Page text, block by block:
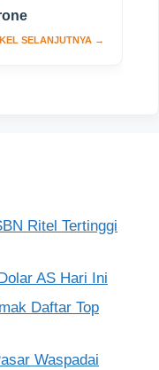
Ritel Tertinggi
AS Hari Ini
Daftar Top
Waspadai